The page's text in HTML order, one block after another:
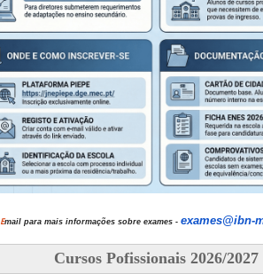
Email para mais informações sobre exames - exames@ibn-
Cursos Pofissionais 2026/2027